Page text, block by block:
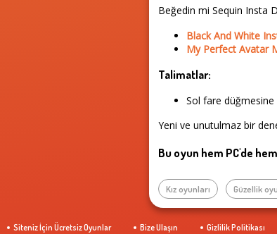
Beğedin mi Sequin Insta
Black And White
My Perfect Avatar
Talimatlar:
Sol fare düğmesine
Yeni ve unutulmaz bir
Bu oyun hem PC'de
Kız oyunları Güzellik
Siteniz İçin Ücretsiz Oyunlar Bize Ulaşın Gizlilik Politikası